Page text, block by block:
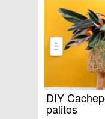
DIY
palitos